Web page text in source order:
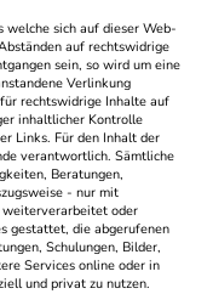
welche sich auf dieser Web-
auf rechtswidrige
sein, so wird um eine
Verlinkung
rechtswidrige Inhalte auf
inhaltlicher Kontrolle
Links. Für den Inhalt der
verantwortlich. Sämtliche
Beratungen,
- nur mit
weiterverarbeitet oder
gestattet, die abgerufenen
Schulungen, Bilder,
Services online oder in
und privat zu nutzen.